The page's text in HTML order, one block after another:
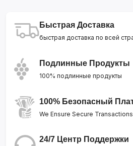
Быстрая Доставка
быстрая доставка по всей
Подлинные Продукты
100% подлинные продукты
100% Безопасный
We Ensure Secure Transactions
24/7 Центр Поддержки